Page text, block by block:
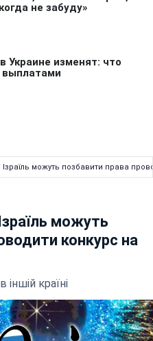
можуть позбавити права
можуть
конкурс на
країні